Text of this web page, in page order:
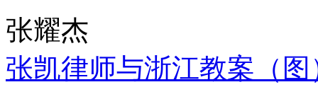
张耀杰
张凯律师与浙江教案（图